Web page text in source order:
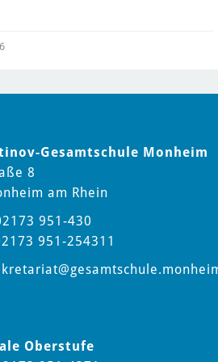
Gesamtschule Monheim
8
am Rhein
951-430
951-254311
Oberstufe